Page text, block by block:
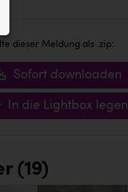
dieser Meldung als .zip:
Sofort downloaden
In die Lightbox legen
(19)